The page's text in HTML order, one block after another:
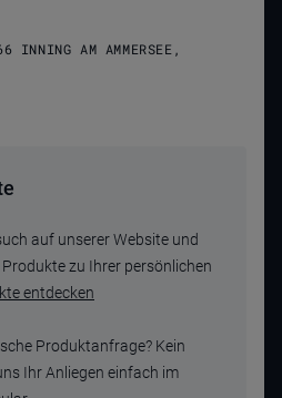
INNING AM AMMERSEE,
auf unserer Website und
zu Ihrer persönlichen
entdecken
Produktanfrage? Kein
Ihr Anliegen einfach im